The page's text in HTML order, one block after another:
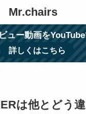
Mr.chairs
ュー動画を
詳しくはこちら
は他とどう